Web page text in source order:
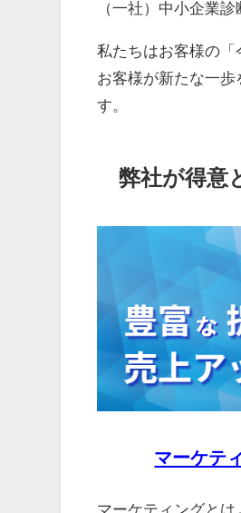
（一社）中小企業
私たちはお客様の「
お客様が新たな一
す。
弊社が得意
マーケテ
マーケティングとは